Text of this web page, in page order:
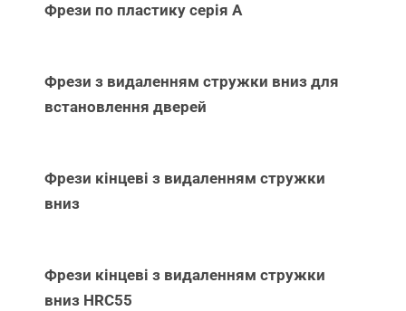
Фрези по пластику серія А
Фрези з видаленням стружки вниз для
встановлення дверей
Фрези кінцеві з видаленням стружки
вниз
Фрези кінцеві з видаленням стружки
вниз НRC55